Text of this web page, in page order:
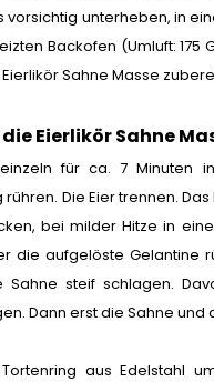
vorsichtig unterheben, in
Backofen (Umluft:
Sahne Masse
Eierlikör Sahne
für ca. 7 Minuten
Die Eier trennen.
bei milder Hitze in
die aufgelöste Gelantine
Sahne steif schlagen.
Dann erst die Sahne und
aus Edelstahl